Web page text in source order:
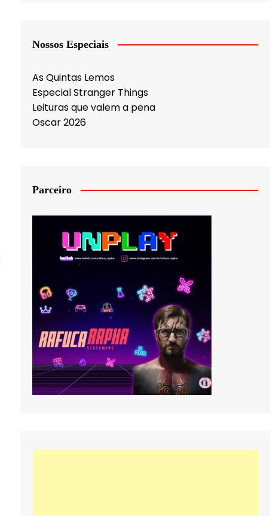
Nossos Especiais
As Quintas Lemos
Especial Stranger Things
Leituras que valem a pena
Oscar 2026
Parceiro